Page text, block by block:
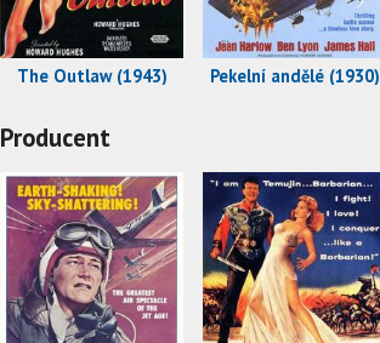
The Outlaw (1943) Pekelní andělé (1930)
Producent